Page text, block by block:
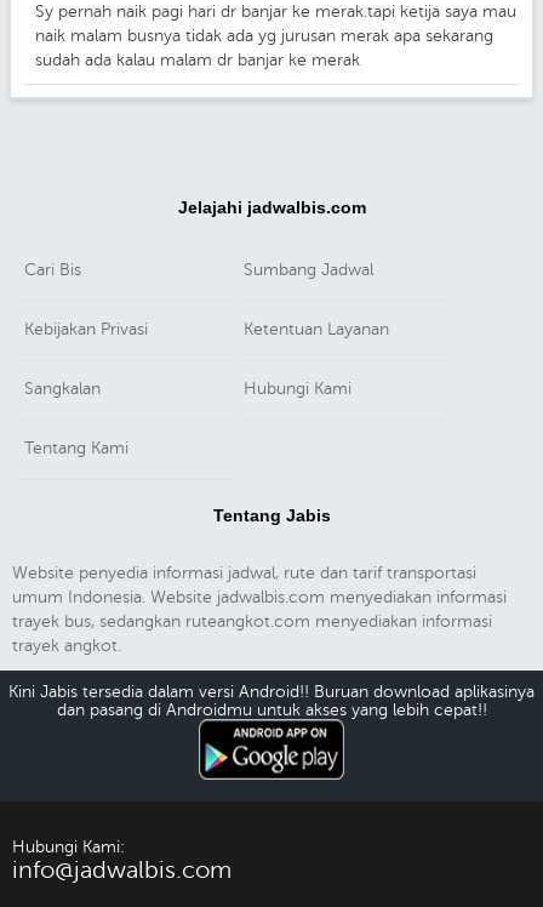
Sy pernah naik pagi hari dr banjar ke merak.tapi ketija saya mau
naik malam busnya tidak ada yg jurusan merak apa sekarang
sudah ada kalau malam dr banjar ke merak
Jelajahi jadwalbis.com
Cari Bis Sumbang Jadwal
Kebijakan Privasi Ketentuan Layanan
Sangkalan Hubungi Kami
Tentang Kami
Tentang Jabis
Website penyedia informasi jadwal, rute dan tarif transportasi
umum Indonesia. Website jadwalbis.com menyediakan informasi
trayek bus, sedangkan ruteangkot.com menyediakan informasi
trayek angkot.
Kini Jabis tersedia dalam versi Android!! Buruan download aplikasinya
dan pasang di Androidmu untuk akses yang lebih cepat!!
Hubungi Kami:
info@jadwalbis.com